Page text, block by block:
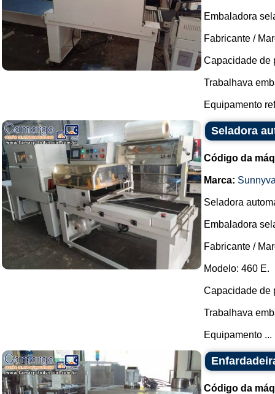
Embaladora
Fabricante /
Capacidade de
Trabalhava
Equipamento
Seladora
Código da
Marca:
Seladora
Embaladora
Fabricante /
Modelo: 460 E.
Capacidade de
Trabalhava
Equipamento ...
Código da